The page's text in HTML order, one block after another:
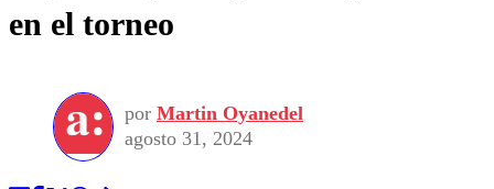
en el torneo
por Martin Oyanedel
agosto 31, 2024